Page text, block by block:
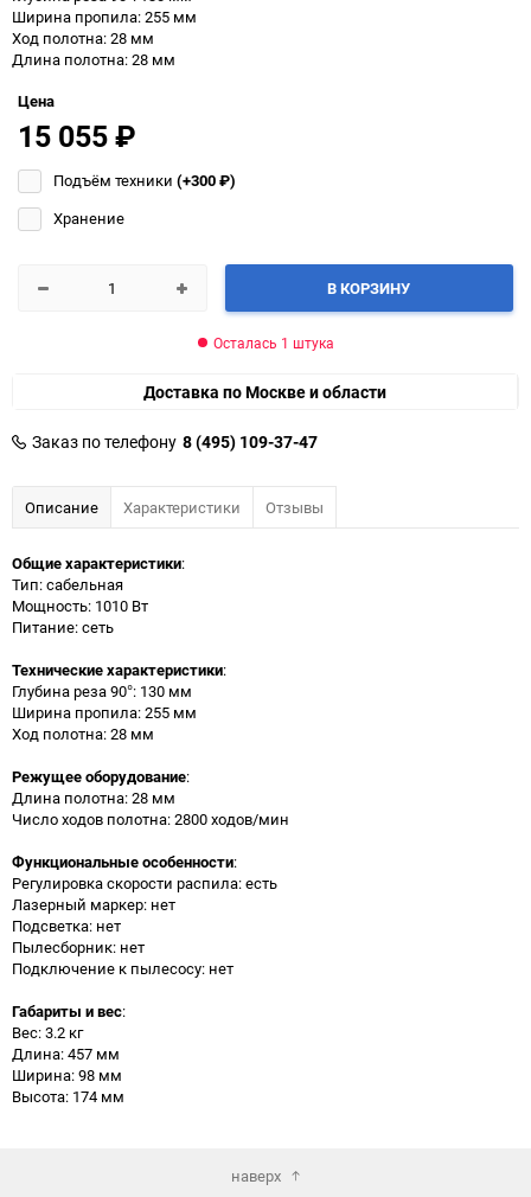
Ширина пропила: 255 мм
Ход полотна: 28 мм
Длина полотна: 28 мм
Цена
15 055₽
Подъём техники (+300₽)
Хранение
В КОРЗИНУ
Осталась 1 штука
Доставка по Москве и области
Заказ по телефону 8 (495) 109-37-47
Описание Характеристики Отзывы
Общие характеристики:
Тип: сабельная
Мощность: 1010 Вт
Питание: сеть
Технические характеристики:
Глубина реза 90°: 130 мм
Ширина пропила: 255 мм
Ход полотна: 28 мм
Режущее оборудование:
Длина полотна: 28 мм
Число ходов полотна: 2800 ходов/мин
Функциональные особенности:
Регулировка скорости распила: есть
Лазерный маркер: нет
Подсветка: нет
Пылесборник: нет
Подключение к пылесосу: нет
Габариты и вес:
Вес: 3.2 кг
Длина: 457 мм
Ширина: 98 мм
Высота: 174 мм
наверх